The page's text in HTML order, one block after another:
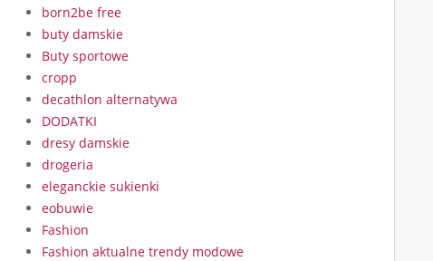
born2be free
buty damskie
Buty sportowe
cropp
decathlon alternatywa
DODATKI
dresy damskie
drogeria
eleganckie sukienki
eobuwie
Fashion
Fashion aktualne trendy modowe